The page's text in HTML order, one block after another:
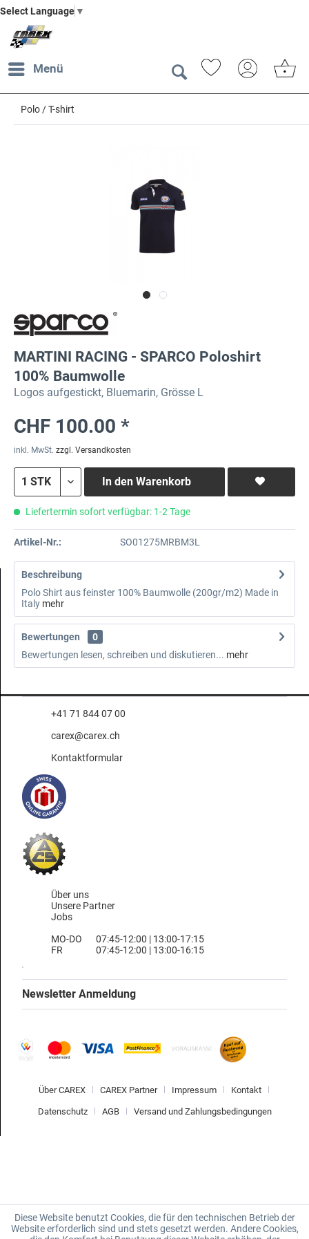
Select Language ▼
Menü
Polo / T-shirt
MARTINI RACING - SPARCO Poloshirt
100% Baumwolle
Logos aufgestickt, Bluemarin, Grösse L
CHF 100.00 *
inkl. MwSt. zzgl. Versandkosten
In den Warenkorb
Liefertermin sofort verfügbar: 1-2 Tage
Artikel-Nr.: SO01275MRBM3L
Beschreibung
Polo Shirt aus feinster 100% Baumwolle (200gr/m2) Made in
Italy mehr
Bewertungen
0
Bewertungen lesen, schreiben und diskutieren... mehr
+41 71 844 07 00
carex@carex.ch
Kontaktformular
Über uns
Unsere Partner
Jobs
MO-DO
FR
07:45-12:00 | 13:00-17:15
07:45-12:00 | 13:00-16:15
Newsletter Anmeldung
Über CAREX CAREX Partner Impressum Kontakt
Datenschutz AGB Versand und Zahlungsbedingungen
Diese Website benutzt Cookies, die für den technischen Betrieb der
Website erforderlich sind und stets gesetzt werden. Andere Cookies,